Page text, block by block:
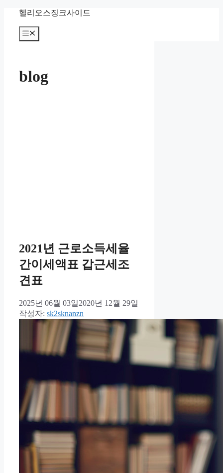
헬리오스징크사이드
메
뉴
blog
2021년 근로소득세율
간이세액표 갑근세조
견표
2025년 06월 03일2020년 12월 29일
작성자: sk2sknanzn